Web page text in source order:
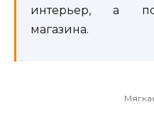
интерьер, а
магазина.